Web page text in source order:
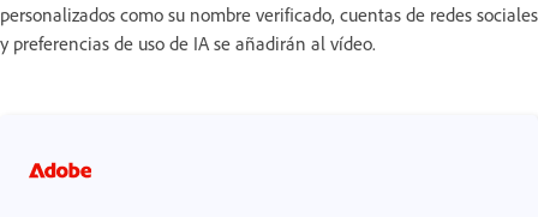
personalizados como su nombre verificado, cuentas de redes sociales
y preferencias de uso de IA se añadirán al vídeo.